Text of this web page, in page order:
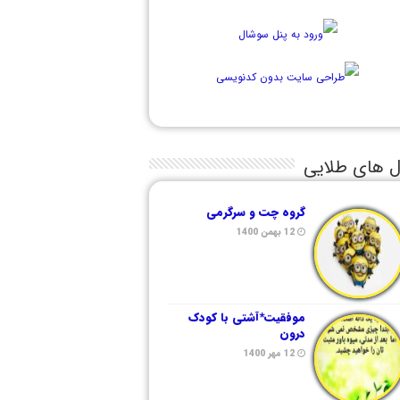
های طلایی
گروه چت و سرگرمی
12 بهمن 1400
موفقیت*آشتی با کودک
درون
12 مهر 1400